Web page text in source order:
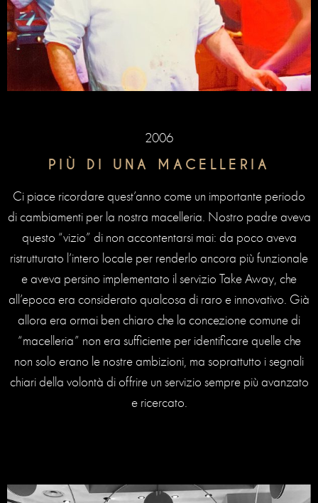
2006
PIÙ DI UNA MACELLERIA
Ci piace ricordare quest’anno come un importante periodo
di cambiamenti per la nostra macelleria. Nostro padre aveva
questo “vizio” di non accontentarsi mai: da poco aveva
ristrutturato l’intero locale per renderlo ancora più funzionale
e aveva persino implementato il servizio Take Away, che
all’epoca era considerato qualcosa di raro e innovativo. Già
allora era ormai ben chiaro che la concezione comune di
“macelleria” non era sufficiente per identificare quelle che
non solo erano le nostre ambizioni, ma soprattutto i segnali
chiari della volontà di offrire un servizio sempre più avanzato
e ricercato.